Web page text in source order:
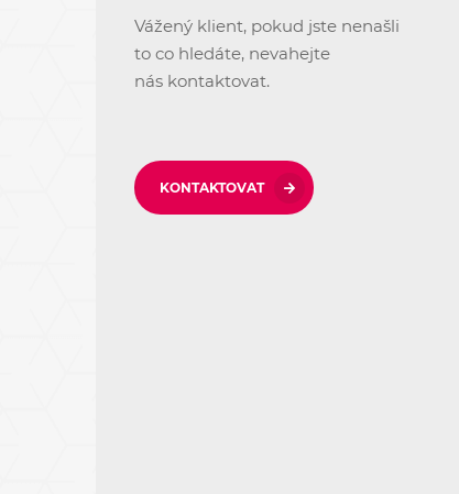
Vážený klient, pokud jste nenašli
to co hledáte, nevahejte
nás kontaktovat.
KONTAKTOVAT